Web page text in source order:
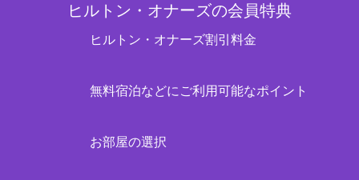
ヒルトン・オナーズの会員特典
ヒルトン・オナーズ割引料金
無料宿泊などにご利用可能なポイント
お部屋の選択